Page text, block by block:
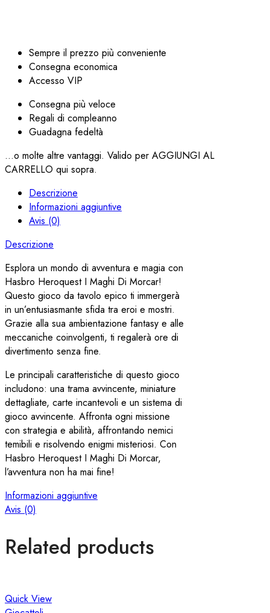
Sempre il prezzo più conveniente
Consegna economica
Accesso VIP
Consegna più veloce
Regali di compleanno
Guadagna fedeltà
...o molte altre vantaggi. Valido per AGGIUNGI AL
CARRELLO qui sopra.
Descrizione
Informazioni aggiuntive
Avis (0)
Descrizione
Esplora un mondo di avventura e magia con
Hasbro Heroquest I Maghi Di Morcar!
Questo gioco da tavolo epico ti immergerà
in un’entusiasmante sfida tra eroi e mostri.
Grazie alla sua ambientazione fantasy e alle
meccaniche coinvolgenti, ti regalerà ore di
divertimento senza fine.
Le principali caratteristiche di questo gioco
includono: una trama avvincente, miniature
dettagliate, carte incantevoli e un sistema di
gioco avvincente. Affronta ogni missione
con strategia e abilità, affrontando nemici
temibili e risolvendo enigmi misteriosi. Con
Hasbro Heroquest I Maghi Di Morcar,
l’avventura non ha mai fine!
Informazioni aggiuntive
Avis (0)
Related products
Quick View